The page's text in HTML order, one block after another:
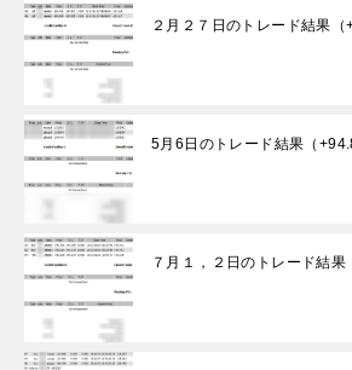
２月２７日のトレード結果
5月6日のトレード結果（
７月１，２日のトレード結果